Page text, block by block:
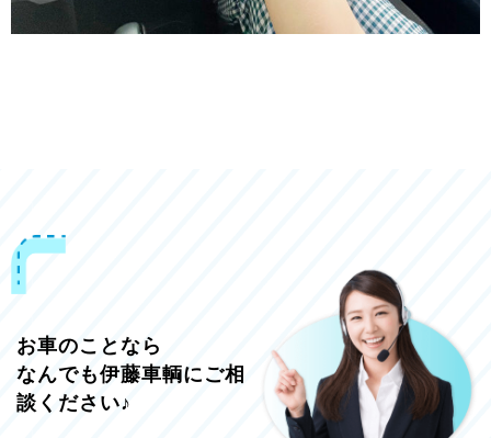
お車のことなら
なんでも伊藤車輌にご相
談ください♪